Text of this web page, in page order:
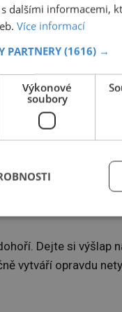
Dejte si výšlap
vytváří opravdu
dalšími informacemi,
Více informací
PARTNERY (1616) →
Výkonové
soubory